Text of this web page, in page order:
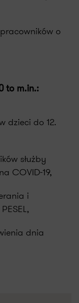
o
to m.in.:
dzieci do 12.
służby
COVID-19,
i
dnia